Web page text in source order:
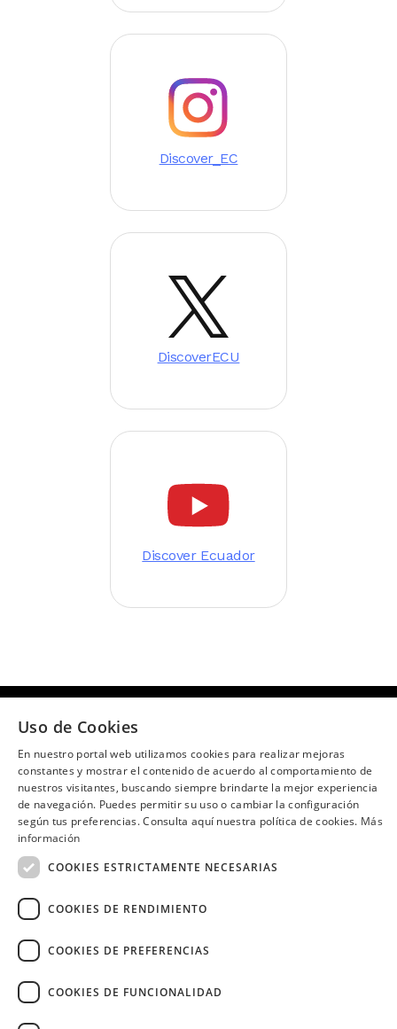
Image
Discover_EC
Image
DiscoverECU
Image
Discover Ecuador
¿Necesitas ayuda?
SÍGUENOS EN:
Copyright © 2026 Diners Club Ecuador.
Uso de Cookies
En nuestro portal web utilizamos cookies para realizar mejoras
constantes y mostrar el contenido de acuerdo al comportamiento de
nuestros visitantes, buscando siempre brindarte la mejor experiencia
de navegación. Puedes permitir su uso o cambiar la configuración
según tus preferencias. Consulta aquí nuestra política de cookies. Más
información
COOKIES ESTRICTAMENTE NECESARIAS
COOKIES DE RENDIMIENTO
COOKIES DE PREFERENCIAS
COOKIES DE FUNCIONALIDAD